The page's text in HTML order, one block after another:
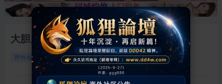
大胆露出无视路人 勾引老头
野外短片 15083 0 2026-5-15 00:01:04